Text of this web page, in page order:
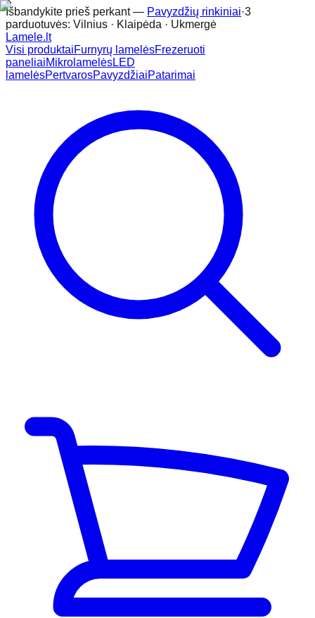
Išbandykite prieš perkant — Pavyzdžių rinkiniai·3
parduotuvės: Vilnius · Klaipėda · Ukmergė
Lamele.lt
Visi produktaiFurnyrų lamelėsFrezeruoti
paneliaiMikrolamelėsLED
lamelėsPertvarosPavyzdžiaiPatarimai